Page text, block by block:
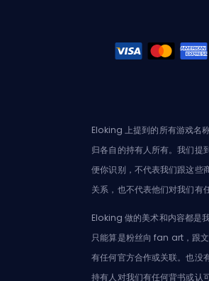
Eloking 上提到的所有游戏名
归各自的持有人所有。我们提
便你识别，不代表我们跟这些
关系，也不代表他们对我们有
Eloking 做的美术和内容都是
只能算是粉丝向 fan art，跟
有任何官方合作或关联。也没
持有人对我们有任何背书或认可